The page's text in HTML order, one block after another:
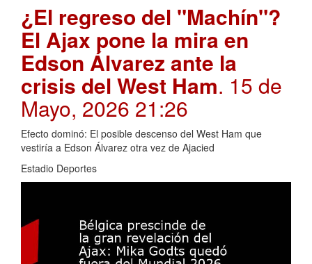
¿El regreso del "Machín"?
El Ajax pone la mira en
Edson Álvarez ante la
crisis del West Ham. 15 de
Mayo, 2026 21:26
Efecto dominó: El posible descenso del West Ham que
vestiría a Edson Álvarez otra vez de Ajacied
Estadio Deportes